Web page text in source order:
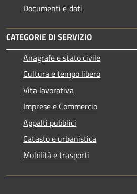
Documenti e dati
CATEGORIE DI SERVIZIO
Anagrafe e stato civile
Cultura e tempo libero
Vita lavorativa
Imprese e Commercio
Appalti pubblici
Catasto e urbanistica
Mobilità e trasporti